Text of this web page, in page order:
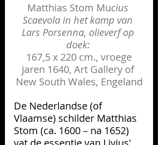
Matthias Stom Mucius
Scaevola in het kamp van
Lars Porsenna, olieverf op
doek:
167,5 x 220 cm., vroege
jaren 1640, Art Gallery of
New South Wales, Engeland
De Nederlandse (of
Vlaamse) schilder Matthias
Stom (ca. 1600 – na 1652)